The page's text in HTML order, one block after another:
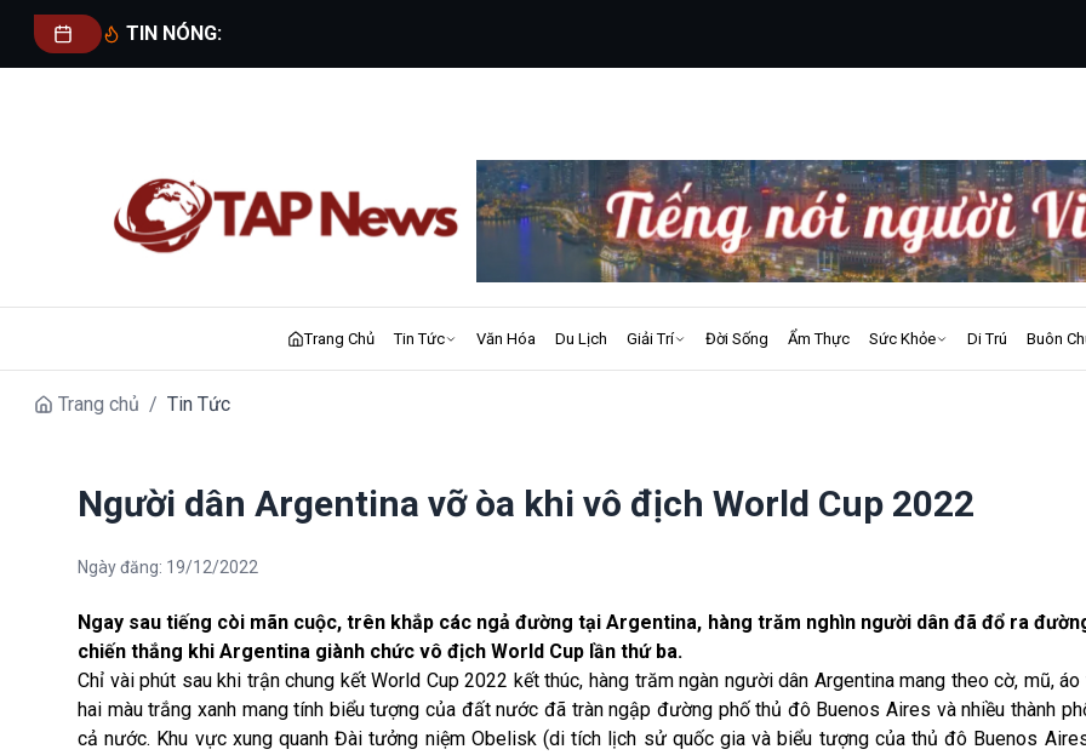
TIN NÓNG:
Trang Chủ Tin Tức Văn Hóa Du Lịch Giải Trí Đời Sống Ẩm Thực Sức Khỏe Di Trú Buôn
Trang chủ / Tin Tức
Người dân Argentina vỡ òa khi vô địch World Cup 2022
Ngày đăng: 19/12/2022
Ngay sau tiếng còi mãn cuộc, trên khắp các ngả đường tại Argentina, hàng trăm nghìn người dân đã đổ ra
chiến thắng khi Argentina giành chức vô địch World Cup lần thứ ba.
Chỉ vài phút sau khi trận chung kếtWorld Cup 2022 kết thúc, hàng trăm ngàn người dân Argentina mang theo cờ, mũ,
hai màu trắng xanh mang tính biểu tượng của đất nước đã tràn ngập đường phố thủ đô Buenos Aires và nhiều thành
cả nước. Khu vực xung quanh Đài tưởng niệm Obelisk (di tích lịch sử quốc gia và biểu tượng của thủ đô Buenos